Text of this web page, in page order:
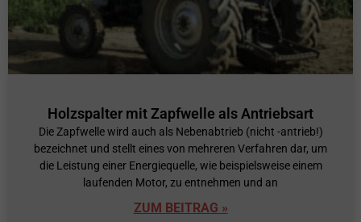
Holzspalter mit Zapfwelle als Antriebsart
Die Zapfwelle wird auch als Nebenabtrieb (nicht -antrieb!)
bezeichnet und stellt eines von mehreren Verfahren dar, um
die Leistung einer Energiequelle, wie beispielsweise einem
laufenden Motor, zu entnehmen und an
ZUM BEITRAG »